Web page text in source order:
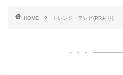
HOME トレンド・テレビ(PRあり)